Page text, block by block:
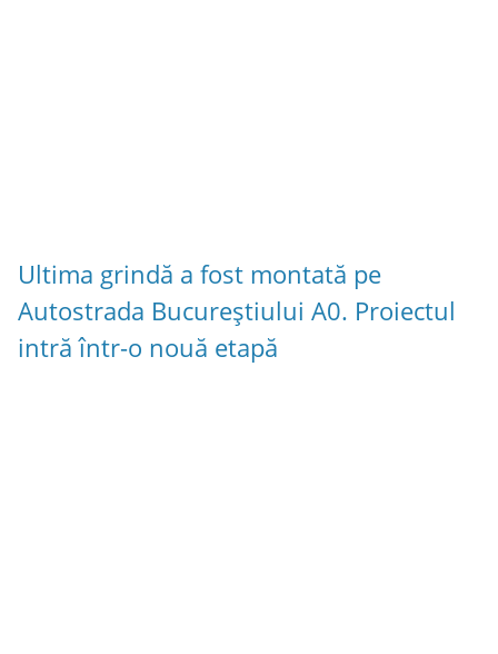
Ultima grindă a fost montată pe
Autostrada Bucureștiului A0. Proiectul
intră într-o nouă etapă